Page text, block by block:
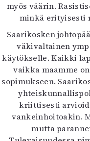
myös väärin.
minkä erityisesti
Saarikosken
väkivaltainen
käytökselle. Kaikki
vaikka maamme
sopimukseen.
kriittisesti
vankeinhoitoakin.
mutta